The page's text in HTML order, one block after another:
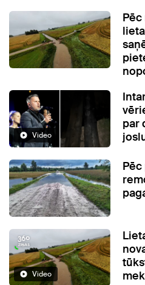
Video
par
Video